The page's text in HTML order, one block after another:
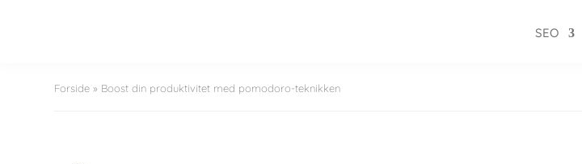
SEO
Forside » Boost din produktivitet med pomodoro-teknikken